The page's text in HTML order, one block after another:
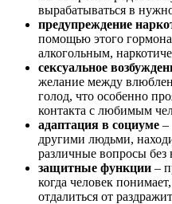
вырабатываться в
предупреждение
помощью этого гормона
алкогольным,
сексуальное
желание между
голод, что особенно
контакта с любимым
адаптация в социуме –
другими людьми,
различные вопросы без
защитные функции –
когда человек
отдалиться от